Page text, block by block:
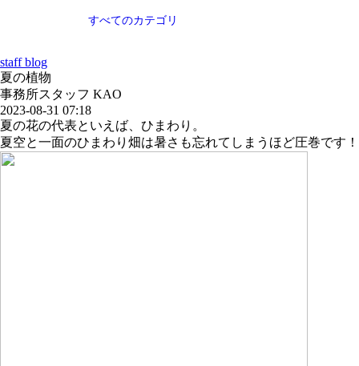
すべてのカテゴリ
staff blog
夏の植物
事務所スタッフ KAO
2023-08-31 07:18
夏の花の代表といえば、ひまわり。
夏空と一面のひまわり畑は暑さも忘れてしまうほど圧巻です！